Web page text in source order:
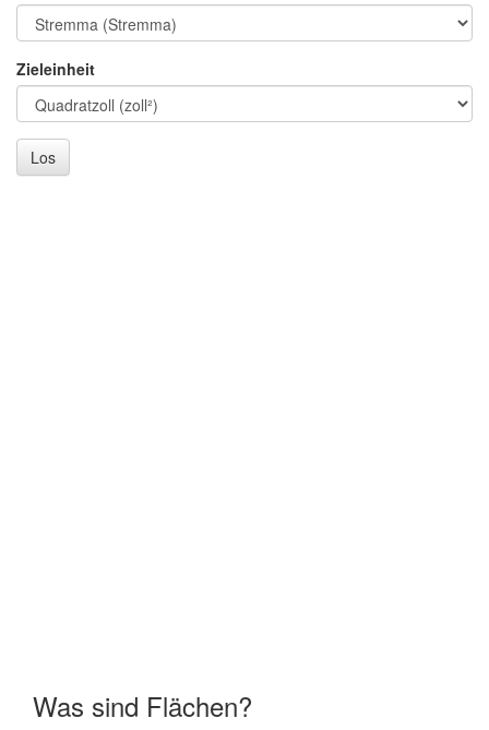
Zieleinheit
Los
Was sind Flächen?